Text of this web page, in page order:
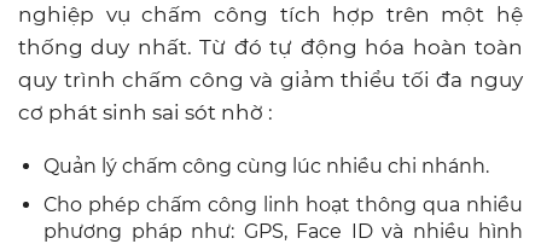
nghiệp vụ chấm công tích hợp trên một hệ
thống duy nhất. Từ đó tự động hóa hoàn toàn
quy trình chấm công và giảm thiểu tối đa nguy
cơ phát sinh sai sót nhờ :
Quản lý chấm công cùng lúc nhiều chi nhánh.
Cho phép chấm công linh hoạt thông qua nhiều
phương pháp như: GPS, Face ID và nhiều hình